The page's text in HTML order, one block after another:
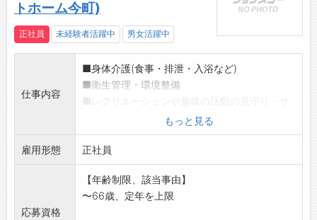
トホーム今町)
正社員 未経験者活躍中 男女活躍中
仕事内容
■身体介護(食事・排泄・入浴など)
■衛生管理・環境整備
■自立的な生活に必要な生活訓練の支援
■外出や散歩の付き添い
■記録・報告業務
■行事・委員会活動
■家族対応
もっと見る
雇用形態 正社員
応募資格
【年齢制限、該当事由】
〜66歳、定年を上限